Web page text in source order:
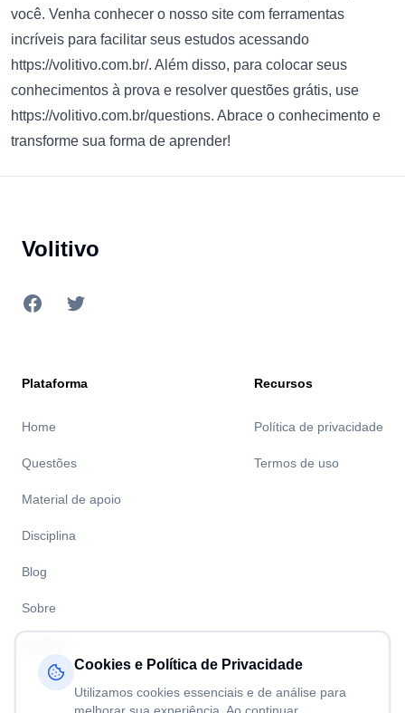
você. Venha conhecer o nosso site com ferramentas
incríveis para facilitar seus estudos acessando
https://volitivo.com.br/. Além disso, para colocar seus
conhecimentos à prova e resolver questões grátis, use
https://volitivo.com.br/questions. Abrace o conhecimento e
transforme sua forma de aprender!
Volitivo
Facebook
Twitter
Plataforma
Home
Questões
Material de apoio
Disciplina
Blog
Sobre
Recursos
Política de privacidade
Termos de uso
Cookies e Política de Privacidade
Utilizamos cookies essenciais e de análise para